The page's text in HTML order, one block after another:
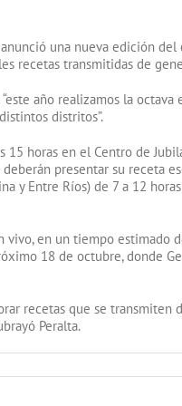
una nueva edición del
recetas transmitidas de
año realizamos la
distritos”.
horas en el Centro de
presentar su receta
y Entre Ríos) de 7 a 12
en un tiempo estimado
18 de octubre, donde
recetas que se transmiten
Peralta.